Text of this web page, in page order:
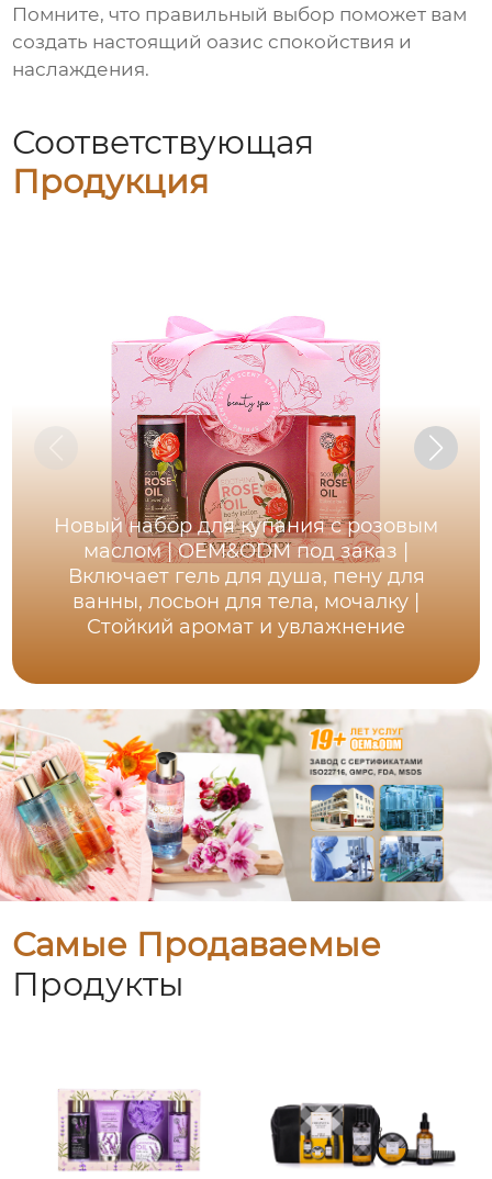
Помните, что правильный выбор поможет вам
создать настоящий оазис спокойствия и
наслаждения.
Соответствующая
Продукция
Новый набор для купания с розовым
маслом | OEM&ODM под заказ |
Включает гель для душа, пену для
ванны, лосьон для тела, мочалку |
Стойкий аромат и увлажнение
Самые Продаваемые
Продукты